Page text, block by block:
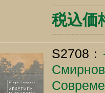
税込価
S2708：